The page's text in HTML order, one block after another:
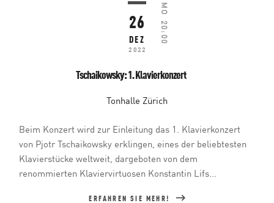
26
DEZ
2022
MO
20:00
Tschaikowsky: 1. Klavierkonzert
Tonhalle Zürich
Beim Konzert wird zur Einleitung das 1. Klavierkonzert
von Pjotr Tschaikowsky erklingen, eines der beliebtesten
Klavierstücke weltweit, dargeboten von dem
renommierten Klaviervirtuosen Konstantin Lifs...
ERFAHREN SIE MEHR!